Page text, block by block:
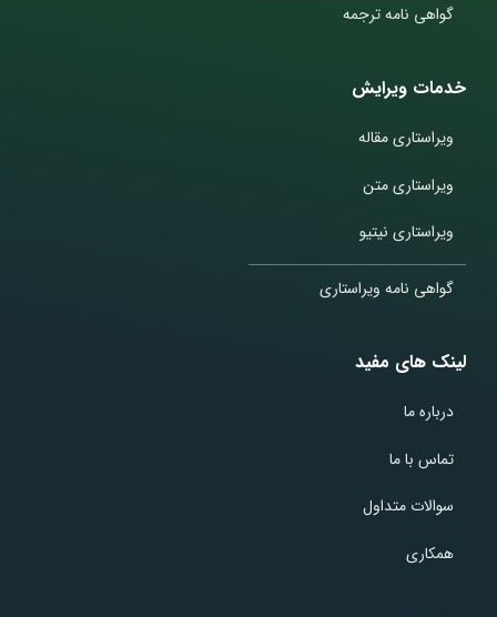
گواهی نامه ترجمه
خدمات ویرایش
ویراستاری مقاله
ویراستاری متن
ویراستاری نیتیو
گواهی نامه ویراستاری
لینک های مفید
درباره ما
تماس با ما
سوالات متداول
همکاری